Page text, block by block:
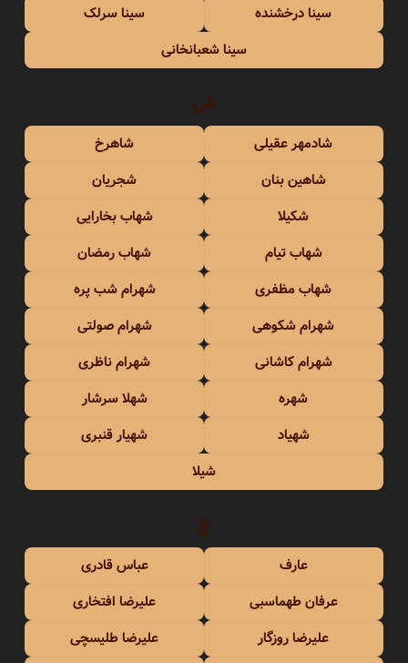
سینا درخشنده
سینا سرلک
سینا شعبانخانی
ش
شادمهر عقیلی
شاهرخ
شاهین بنان
شجریان
شکیلا
شهاب بخارایی
شهاب تیام
شهاب رمضان
شهاب مظفری
شهرام شب پره
شهرام شکوهی
شهرام صولتی
شهرام کاشانی
شهرام ناظری
شهره
شهلا سرشار
شهیاد
شهیار قنبری
شیلا
ع
عارف
عباس قادری
عرفان طهماسبی
علیرضا افتخاری
علیرضا روزگار
علیرضا طلیسچی